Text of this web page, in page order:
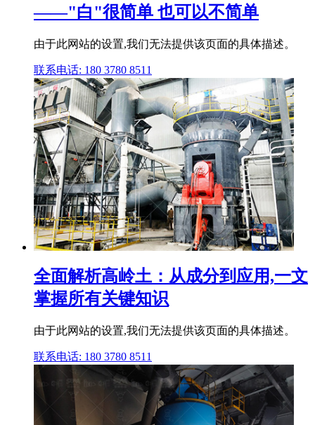
——"白"很简单 也可以不简单
由于此网站的设置,我们无法提供该页面的具体描述。
联系电话: 180 3780 8511
全面解析高岭土：从成分到应用,一文
掌握所有关键知识
由于此网站的设置,我们无法提供该页面的具体描述。
联系电话: 180 3780 8511